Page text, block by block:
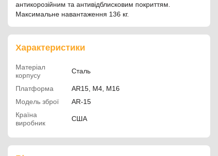
антикорозійним та антивідблисковим покриттям.
Максимальне навантаження 136 кг.
Характеристики
Матеріал
корпусу
Сталь
Платформа
AR15, M4, M16
Модель зброї
AR-15
Країна
виробник
США